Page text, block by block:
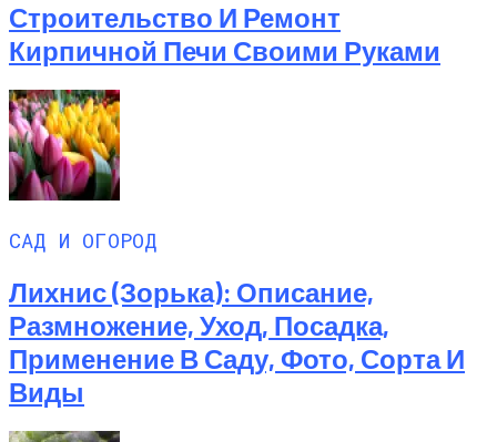
Строительство И Ремонт
Кирпичной Печи Своими Руками
САД И ОГОРОД
Лихнис (Зорька): Описание,
Размножение, Уход, Посадка,
Применение В Саду, Фото, Сорта И
Виды